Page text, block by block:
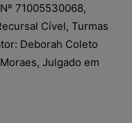
71005530068,
Cível, Turmas
Deborah Coleto
Julgado em